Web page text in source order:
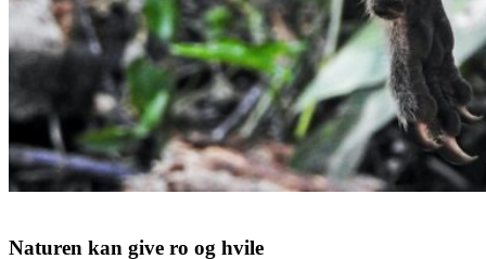
Naturen kan give ro og hvile